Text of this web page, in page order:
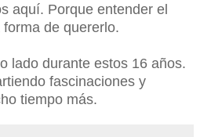
aquí. Porque entender el
de quererlo.
lado durante estos 16 años.
fascinaciones y
tiempo más.